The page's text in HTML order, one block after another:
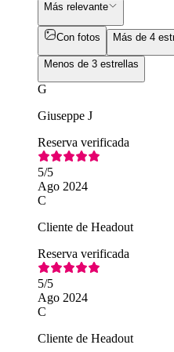
Más relevante
Con fotos Más de 4
Menos de 3 estrellas
G
Giuseppe J
Reserva verificada
5/5
Ago 2024
C
Cliente de Headout
Reserva verificada
5/5
Ago 2024
C
Cliente de Headout